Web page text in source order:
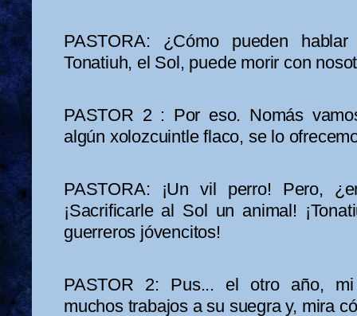
PASTORA: ¿Cómo pueden
Tonatiuh, el Sol, puede morir con
PASTOR 2 : Por eso. Nomás
algún xolozcuintle flaco, se lo
PASTORA: ¡Un vil perro! Pero,
¡Sacrificarle al Sol un animal!
guerreros jóvencitos!
PASTOR 2: Pus... el otro año,
muchos trabajos a su suegra y, mira